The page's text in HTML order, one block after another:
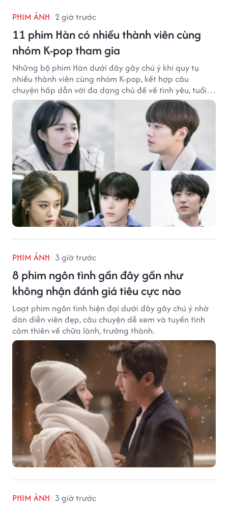
PHIM ẢNH 2 giờ trước
11 phim Hàn có nhiều thành viên cùng
nhóm K-pop tham gia
Những bộ phim Hàn dưới đây gây chú ý khi quy tụ
nhiều thành viên cùng nhóm K-pop, kết hợp câu
chuyện hấp dẫn với đa dạng chủ đề về tình yêu, tuổi
trẻ và ước mơ.
PHIM ẢNH 3 giờ trước
8 phim ngôn tình gần đây gần như
không nhận đánh giá tiêu cực nào
Loạt phim ngôn tình hiện đại dưới đây gây chú ý nhờ
dàn diễn viên đẹp, câu chuyện dễ xem và tuyến tình
cảm thiên về chữa lành, trưởng thành.
PHIM ẢNH 3 giờ trước